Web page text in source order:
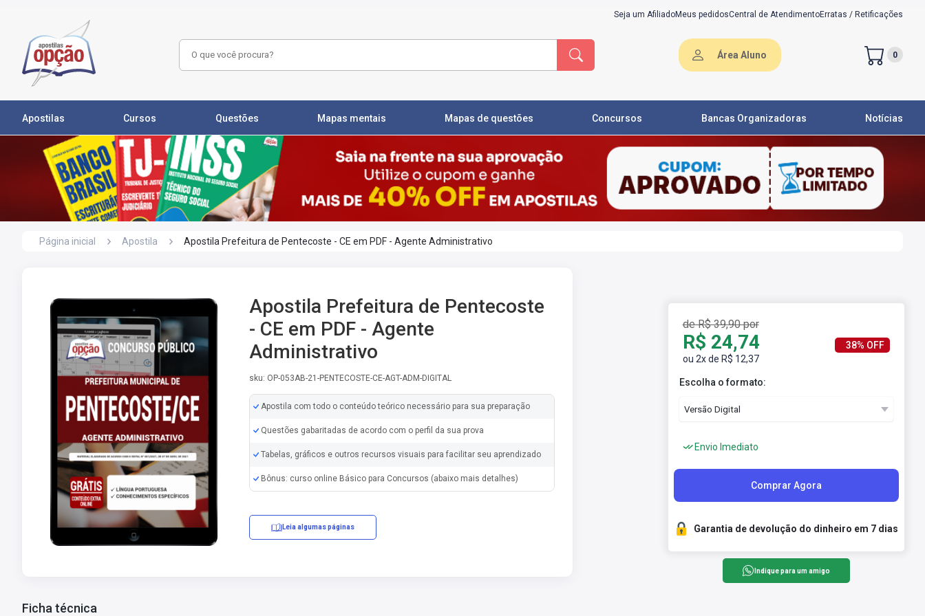
Seja um AfiliadoMeus pedidosCentral de AtendimentoErratas / Retificações
Área Aluno 0
Apostilas Cursos Questões Mapas mentais Mapas de questões Concursos Bancas Organizadoras Notícias
Página inicial Apostila Apostila Prefeitura de Pentecoste - CE em PDF - Agente Administrativo
Apostila Prefeitura de Pentecoste
- CE em PDF - Agente
Administrativo
sku: OP-053AB-21-PENTECOSTE-CE-AGT-ADM-DIGITAL
Apostila com todo o conteúdo teórico necessário para sua preparação
Questões gabaritadas de acordo com o perfil da sua prova
Tabelas, gráficos e outros recursos visuais para facilitar seu aprendizado
Bônus: curso online Básico para Concursos (abaixo mais detalhes)
Leia algumas páginas
Ficha técnica
de R$ 39,90 por
R$ 24,74
ou 2x de R$ 12,37
38% OFF
Escolha o formato:
Envio Imediato
Comprar Agora
Garantia de devolução do dinheiro em 7 dias
Indique para um amigo